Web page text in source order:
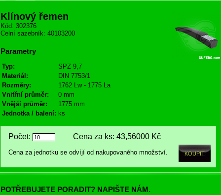
Klínový řemen
Kód: 302376
Celní sazebník: 40103200
Parametry
Typ:
SPZ 9,7
Materiál:
DIN 7753/1
Rozměry:
1762 Lw - 1775 La
Vnitřní průměr:
0 mm
Vnější průměr:
1775 mm
Jednotka / balení: ks
Počet: Cena za ks: 43,56000 Kč
Cena za jednotku se odvíjí od nakupovaného množství.
POTŘEBUJETE PORADIT? NAPIŠTE NÁM.